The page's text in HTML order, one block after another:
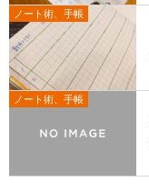
ノート術、手帳
ノート術、手帳